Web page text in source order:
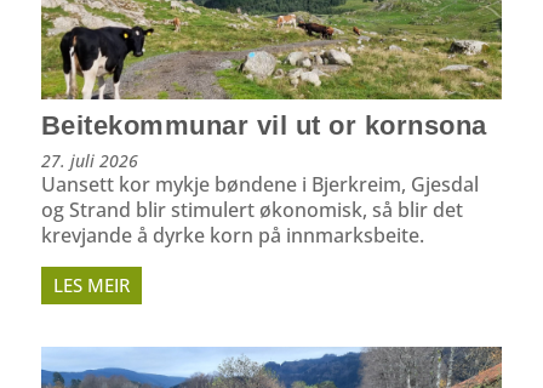
Beitekommunar vil ut or kornsona
27. juli 2026
Uansett kor mykje bøndene i Bjerkreim, Gjesdal
og Strand blir stimulert økonomisk, så blir det
krevjande å dyrke korn på innmarksbeite.
LES MEIR